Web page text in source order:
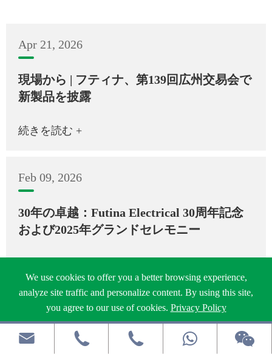
Apr 21, 2026
現場から | フティナ、第139回広州交易会で
新製品を披露
続きを読む +
Feb 09, 2026
30年の卓越：Futina Electrical 30周年記念
および2025年グランドセレモニー
Nov 19, 2025
香港国際照明フェア
  
We use cookies to offer you a better browsing experience,
analyze site traffic and personalize content. By using this site,
you agree to our use of cookies. Privacy Policy